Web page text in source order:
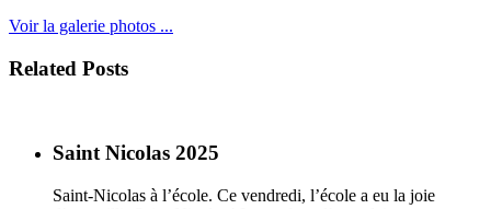
Voir la galerie photos ...
Related Posts
Saint Nicolas 2025
Saint-Nicolas à l’école. Ce vendredi, l’école a eu la joie